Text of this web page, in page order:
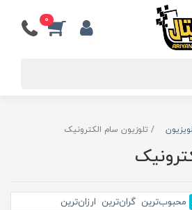
0
تلوزیون سام الکترونیک
محبوب‌ترین گران‌ترین ارزان‌ترین